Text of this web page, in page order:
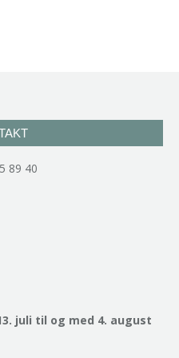
89 40
juli til og med 4. august